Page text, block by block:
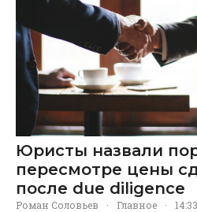
Юристы назвали
пересмотре цены
после due diligence
Роман Соловьев · Главное ·